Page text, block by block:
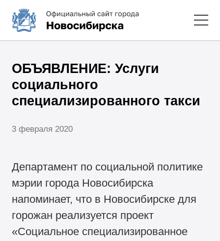
ОБЪЯВЛЕНИЕ: Услуги
социального
специализированного такси
3 февраля 2020
Департамент по социальной политике
мэрии города Новосибирска
напоминает, что в Новосибирске для
горожан реализуется проект
«Социальное специализированное